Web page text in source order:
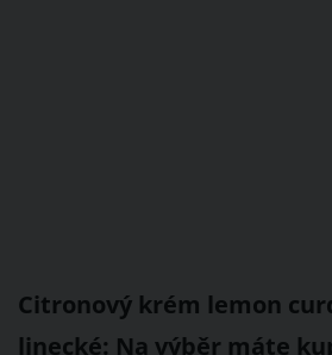
Citronový krém lemon
linecké: Na výběr máte